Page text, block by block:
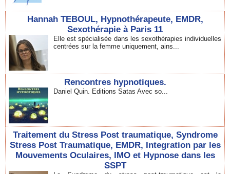
Hannah TEBOUL, Hypnothérapeute, EMDR,
Sexothérapie à Paris 11
Elle est spécialisée dans les sexothérapies individuelles
centrées sur la femme uniquement, ains...
Rencontres hypnotiques.
Daniel Quin. Editions Satas Avec so...
Traitement du Stress Post traumatique, Syndrome
Stress Post Traumatique, EMDR, Integration par les
Mouvements Oculaires, IMO et Hypnose dans les
SSPT